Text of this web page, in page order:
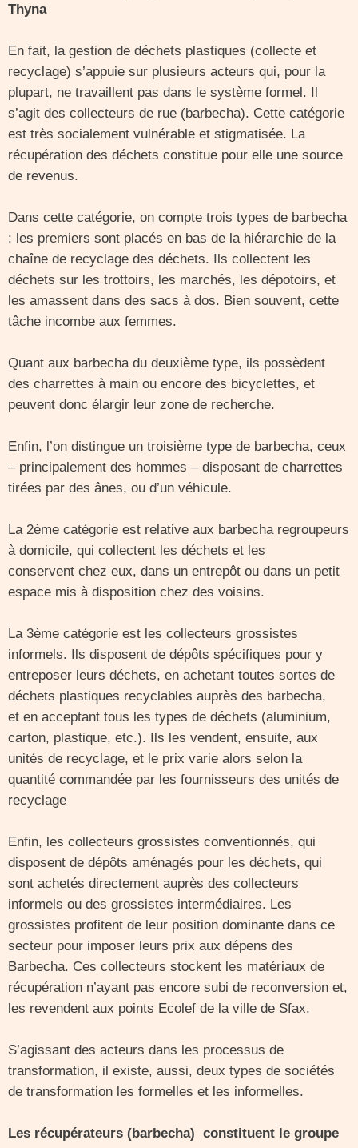
Thyna
En fait, la gestion de déchets plastiques (collecte et
recyclage) s’appuie sur plusieurs acteurs qui, pour la
plupart, ne travaillent pas dans le système formel. Il
s’agit des collecteurs de rue (barbecha). Cette catégorie
est très socialement vulnérable et stigmatisée. La
récupération des déchets constitue pour elle une source
de revenus.
Dans cette catégorie, on compte trois types de barbecha
: les premiers sont placés en bas de la hiérarchie de la
chaîne de recyclage des déchets. Ils collectent les
déchets sur les trottoirs, les marchés, les dépotoirs, et
les amassent dans des sacs à dos. Bien souvent, cette
tâche incombe aux femmes.
Quant aux barbecha du deuxième type, ils possèdent
des charrettes à main ou encore des bicyclettes, et
peuvent donc élargir leur zone de recherche.
Enfin, l’on distingue un troisième type de barbecha, ceux
– principalement des hommes – disposant de charrettes
tirées par des ânes, ou d’un véhicule.
La 2ème catégorie est relative aux barbecha regroupeurs
à domicile, qui collectent les déchets et les
conservent chez eux, dans un entrepôt ou dans un petit
espace mis à disposition chez des voisins.
La 3ème catégorie est les collecteurs grossistes
informels. Ils disposent de dépôts spécifiques pour y
entreposer leurs déchets, en achetant toutes sortes de
déchets plastiques recyclables auprès des barbecha,
et en acceptant tous les types de déchets (aluminium,
carton, plastique, etc.). Ils les vendent, ensuite, aux
unités de recyclage, et le prix varie alors selon la
quantité commandée par les fournisseurs des unités de
recyclage
Enfin, les collecteurs grossistes conventionnés, qui
disposent de dépôts aménagés pour les déchets, qui
sont achetés directement auprès des collecteurs
informels ou des grossistes intermédiaires. Les
grossistes profitent de leur position dominante dans ce
secteur pour imposer leurs prix aux dépens des
Barbecha. Ces collecteurs stockent les matériaux de
récupération n’ayant pas encore subi de reconversion et,
les revendent aux points Ecolef de la ville de Sfax.
S’agissant des acteurs dans les processus de
transformation, il existe, aussi, deux types de sociétés
de transformation les formelles et les informelles.
Les récupérateurs (barbecha) constituent le groupe